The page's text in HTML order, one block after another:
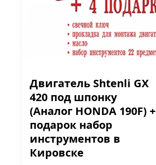
Двигатель Shtenli GX
420 под шпонку
(Аналог HONDA 190F) +
подарок набор
инструментов в
Кировске